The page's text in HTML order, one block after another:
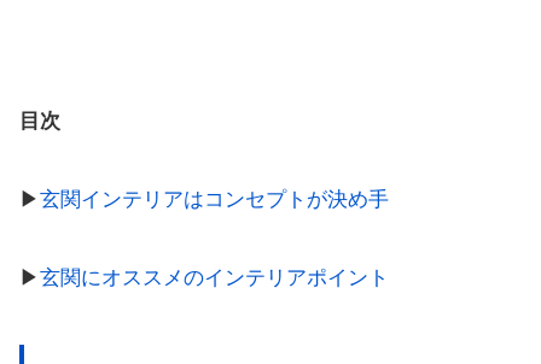
目次
▶︎玄関インテリアはコンセプトが決め手
▶︎玄関にオススメのインテリアポイント